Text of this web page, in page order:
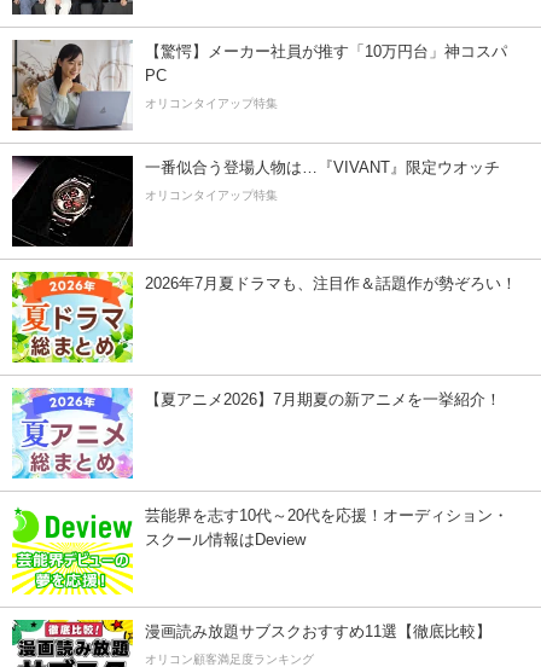
【驚愕】メーカー社員が推す「10万円台」神コスパ
PC
オリコンタイアップ特集
一番似合う登場人物は…『VIVANT』限定ウオッチ
オリコンタイアップ特集
2026年7月夏ドラマも、注目作＆話題作が勢ぞろい！
【夏アニメ2026】7月期夏の新アニメを一挙紹介！
芸能界を志す10代～20代を応援！オーディション・
スクール情報はDeview
漫画読み放題サブスクおすすめ11選【徹底比較】
オリコン顧客満足度ランキング